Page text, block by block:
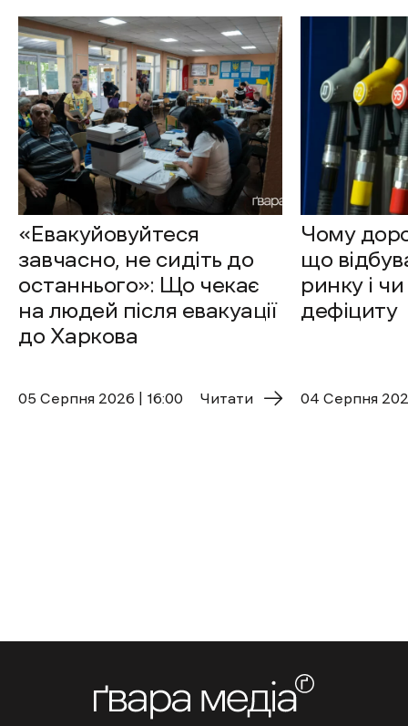
«Евакуйовуйтеся
завчасно, не сидіть до
останнього»: Що чекає
на людей після евакуації
до Харкова
05 Cерпня 2026 | 16:00 Читати
Чому
що
ринку і
дефіциту
04 Cерпня